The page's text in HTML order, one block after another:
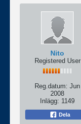
Nito
Registered User
Reg.datum: Jun
2008
Inlägg: 1149
Dela